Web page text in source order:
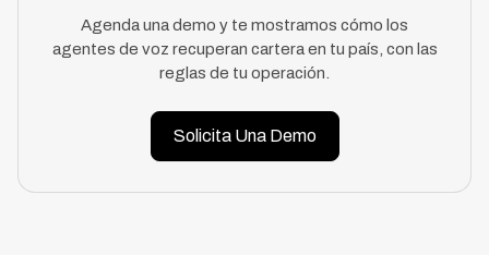
Agenda una demo y te mostramos cómo los
agentes de voz recuperan cartera en tu país, con las
reglas de tu operación.
Solicita Una Demo